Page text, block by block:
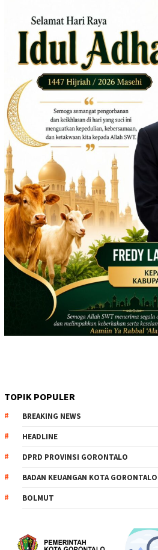
TOPIK POPULER
BREAKING NEWS
HEADLINE
DPRD PROVINSI GORONTALO
BADAN KEUANGAN KOTA GORONTALO
BOLMUT